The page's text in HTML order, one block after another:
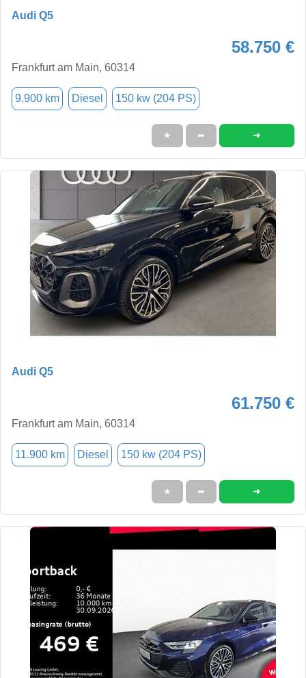
Audi Q5
58.750 €
Frankfurt am Main, 60314
9.900 km Diesel 150 kw (204 PS)
★ ➦ ➜
Audi Q5
61.750 €
Frankfurt am Main, 60314
11.900 km Diesel 150 kw (204 PS)
★ ➦ ➜